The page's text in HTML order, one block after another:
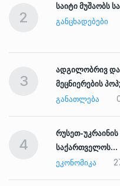
2
საიტი მუშაობს
ᲒᲐᲜᲪᲮᲐᲓᲔᲑᲔᲑᲘ
3
ადგილობრივ და
მეცნიერების
ᲒᲐᲜᲐᲗᲚᲔᲑᲐ
4
რუსეთ-
საქართველოს…
ᲔᲙᲝᲜᲝᲛᲘᲙᲐ